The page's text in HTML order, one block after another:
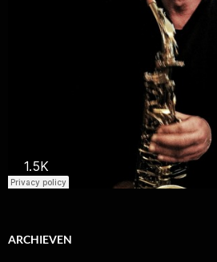
ARCHIEVEN